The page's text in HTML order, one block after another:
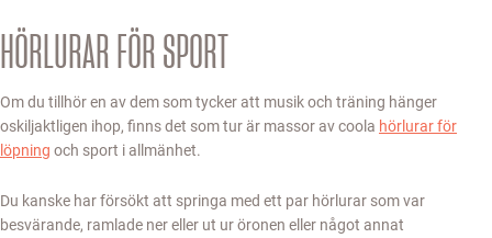
HÖRLURAR FÖR SPORT
Om du tillhör en av dem som tycker att musik och träning hänger
oskiljaktligen ihop, finns det som tur är massor av coola hörlurar för
löpning och sport i allmänhet.
Du kanske har försökt att springa med ett par hörlurar som var
besvärande, ramlade ner eller ut ur öronen eller något annat